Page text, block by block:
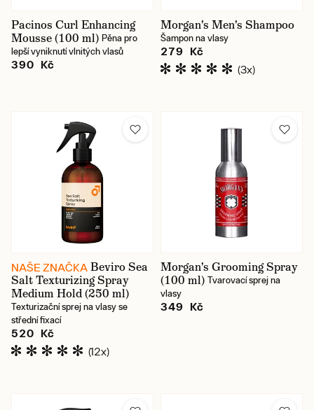
Pacinos Curl Enhancing
Mousse (100 ml) Pěna pro
lepší vyniknutí vlnitých vlasů
390 Kč
Morgan's Men's Shampoo
Šampon na vlasy
279 Kč
(3x)
NAŠE ZNAČKA Beviro Sea
Salt Texturizing Spray
Medium Hold (250 ml)
Texturizační sprej na vlasy se
střední fixací
520 Kč
(12x)
Morgan's Grooming Spray
(100 ml) Tvarovací sprej na
vlasy
349 Kč